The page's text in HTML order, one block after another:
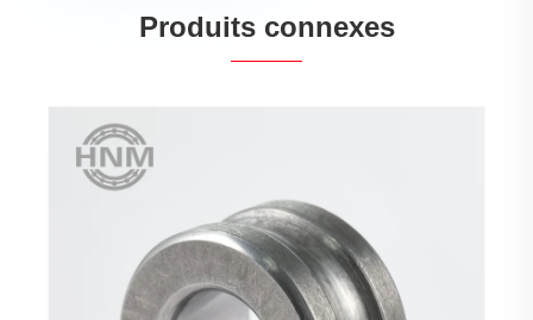
Produits connexes